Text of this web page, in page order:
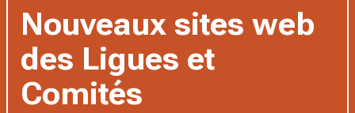
Nouveaux sites web
des Ligues et
Comités